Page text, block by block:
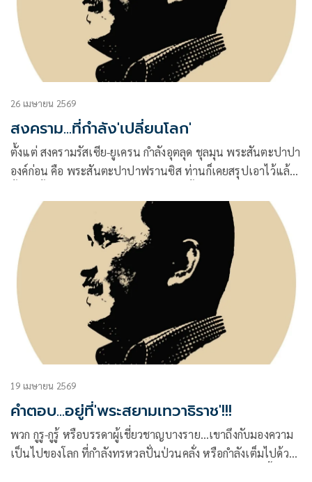
26 เมษายน 2569
สงคราม...ที่กำลัง'เปลี่ยนโลก'
ตั้งแต่ สงครามรัสเซีย-ยูเครน กำลังอุตลุด ชุลมุน พระสันตะปาปา
องค์ก่อน คือ พระสันตะปาปาฟรานซิส ท่านก็เคยสรุปเอาไว้แล้ว
19 เมษายน 2569
คำตอบ...อยู่ที่'พระสยามเทวาธิราช'!!!
พวก กูรู-กูรู้ หรือบรรดาผู้เชี่ยวชาญบางราย…เขาถึงกับมองความ
เป็นไปของโลก ที่กำลังทรหวลปั่นป่วนคลั่ง หรือกำลังเต็มไปด้วย